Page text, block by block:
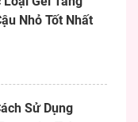
Nhỏ Tốt Nhất
Sử Dụng